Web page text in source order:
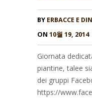
BY ERBACCE E
ON 10월 19, 2014
Giornata
piantine, talee
dei gruppi
https://